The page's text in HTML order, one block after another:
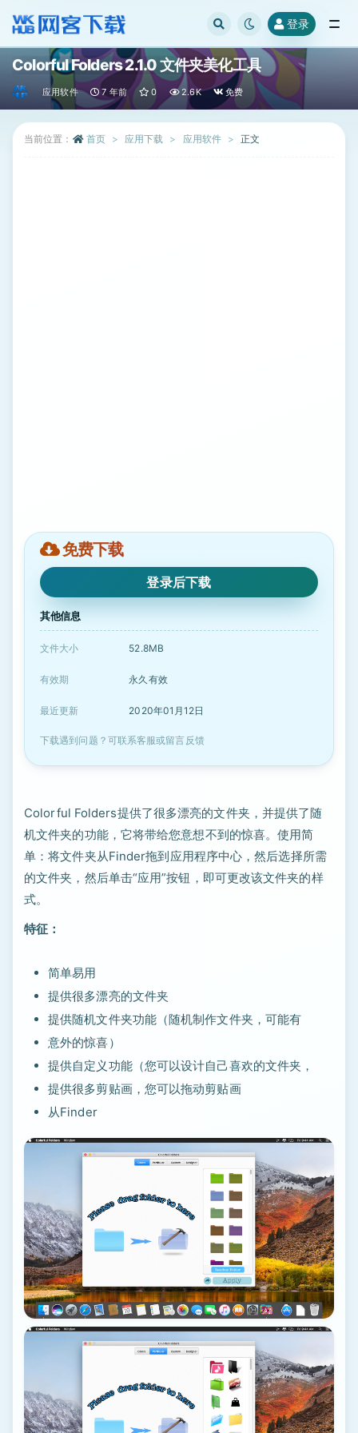
登录
Colorful Folders 2.1.0 文件夹美化工具
应用软件 7 年前 0 2.6K 免费
当前位置： 首页 应用下载 应用软件 正文
免费下载
登录后下载
其他信息
文件大小 52.8MB
有效期 永久有效
最近更新 2020年01月12日
下载遇到问题？可联系客服或留言反馈
Colorful Folders提供了很多漂亮的文件夹，并提供了随
机文件夹的功能，它将带给您意想不到的惊喜。使用简
单：将文件夹从Finder拖到应用程序中心，然后选择所需
的文件夹，然后单击“应用”按钮，即可更改该文件夹的样
式。
特征：
简单易用
提供很多漂亮的文件夹
提供随机文件夹功能（随机制作文件夹，可能有
意外的惊喜）
提供自定义功能（您可以设计自己喜欢的文件夹，
提供很多剪贴画，您可以拖动剪贴画
从Finder
全部